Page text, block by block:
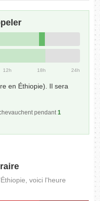
12h 18h 24h
en Éthiopie). Il sera
pendant1
voici l'heure